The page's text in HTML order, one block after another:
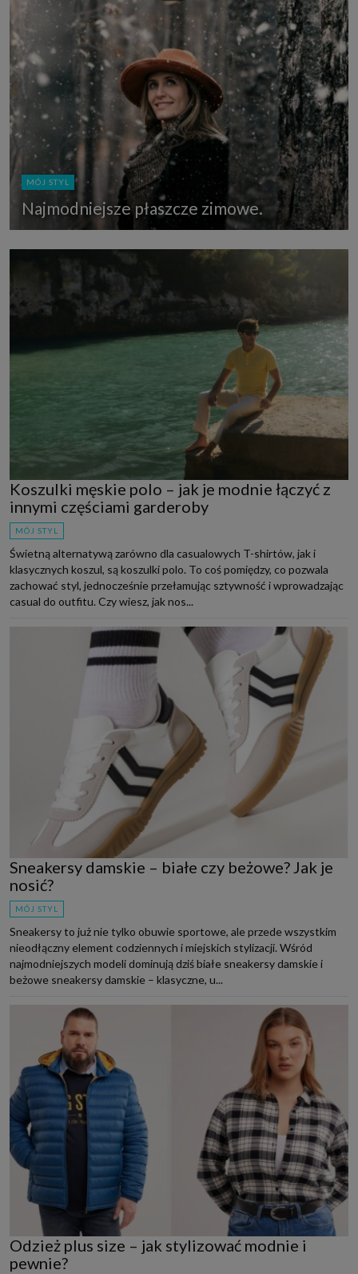
MÓJ STYL
Najmodniejsze płaszcze zimowe.
Koszulki męskie polo – jak je modnie łączyć z
innymi częściami garderoby
MÓJ STYL
Świetną alternatywą zarówno dla casualowych T-shirtów, jak i
klasycznych koszul, są koszulki polo. To coś pomiędzy, co pozwala
zachować styl, jednocześnie przełamując sztywność i wprowadzając
casual do outfitu. Czy wiesz, jak nos...
Sneakersy damskie – białe czy beżowe? Jak je
nosić?
MÓJ STYL
Sneakersy to już nie tylko obuwie sportowe, ale przede wszystkim
nieodłączny element codziennych i miejskich stylizacji. Wśród
najmodniejszych modeli dominują dziś białe sneakersy damskie i
beżowe sneakersy damskie – klasyczne, u...
Odzież plus size – jak stylizować modnie i
pewnie?